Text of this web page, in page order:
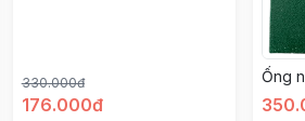
330.000đ
176.000đ
Ống